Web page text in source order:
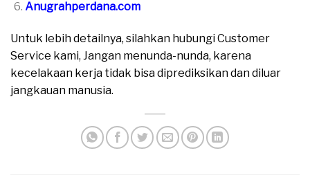
Anugrahperdana.com
Untuk lebih detailnya, silahkan hubungi Customer
Service kami, Jangan menunda-nunda, karena
kecelakaan kerja tidak bisa diprediksikan dan diluar
jangkauan manusia.